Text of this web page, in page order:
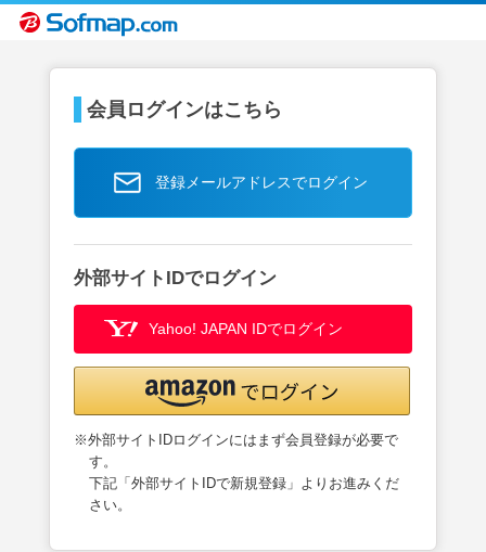
会員ログインはこちら
登録メールアドレスでログイン
外部サイトIDでログイン
Yahoo! JAPAN IDでログイン
※外部サイトIDログインにはまず会員登録が必要で
す。
下記「外部サイトIDで新規登録」よりお進みくだ
さい。